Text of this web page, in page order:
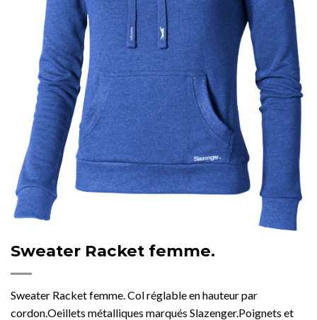
Sweater Racket femme.
Sweater Racket femme. Col réglable en hauteur par
cordon.Oeillets métalliques marqués Slazenger.Poignets et